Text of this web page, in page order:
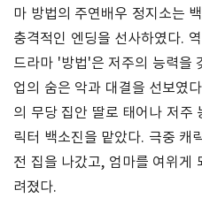
마 방법의 주연배우 정지소는
충격적인 엔딩을 선사하였다.
드라마 '방법'은 저주의 능력을
업의 숨은 악과 대결을 선보였
의 무당 집안 딸로 태어나 저주
릭터 백소진을 맡았다. 극중 캐
전 집을 나갔고, 엄마를 여위게
려졌다.